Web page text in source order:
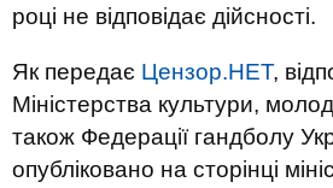
році не відповідає дійсності.
Як передає Цензор.НЕТ,
Міністерства культури,
також Федерації гандболу
опубліковано на сторінці